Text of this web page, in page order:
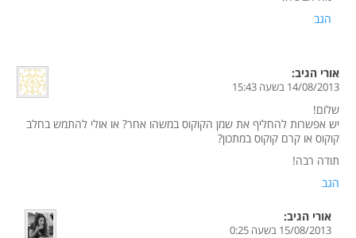
הגב
אורי הגיב:
14/08/2013 בשעה 15:43
שלום!
יש אפשרות להחליף את שמן הקוקוס במשהו אחר? או אולי להתמש בחלב
קוקוס או קרם קוקוס במתכון?
תודה רבה!
הגב
אורי הגיב:
15/08/2013 בשעה 0:25